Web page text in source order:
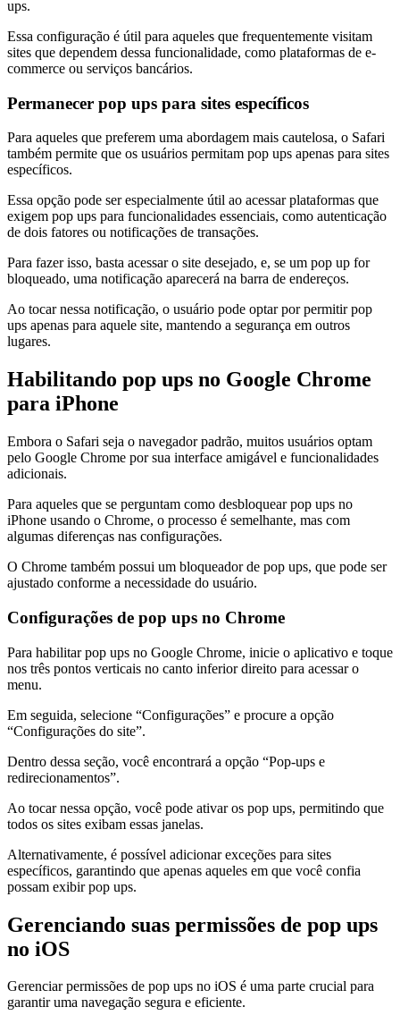
ups.
Essa configuração é útil para aqueles que frequentemente visitam
sites que dependem dessa funcionalidade, como plataformas de e-
commerce ou serviços bancários.
Permanecer pop ups para sites específicos
Para aqueles que preferem uma abordagem mais cautelosa, o Safari
também permite que os usuários permitam pop ups apenas para sites
específicos.
Essa opção pode ser especialmente útil ao acessar plataformas que
exigem pop ups para funcionalidades essenciais, como autenticação
de dois fatores ou notificações de transações.
Para fazer isso, basta acessar o site desejado, e, se um pop up for
bloqueado, uma notificação aparecerá na barra de endereços.
Ao tocar nessa notificação, o usuário pode optar por permitir pop
ups apenas para aquele site, mantendo a segurança em outros
lugares.
Habilitando pop ups no Google Chrome
para iPhone
Embora o Safari seja o navegador padrão, muitos usuários optam
pelo Google Chrome por sua interface amigável e funcionalidades
adicionais.
Para aqueles que se perguntam como desbloquear pop ups no
iPhone usando o Chrome, o processo é semelhante, mas com
algumas diferenças nas configurações.
O Chrome também possui um bloqueador de pop ups, que pode ser
ajustado conforme a necessidade do usuário.
Configurações de pop ups no Chrome
Para habilitar pop ups no Google Chrome, inicie o aplicativo e toque
nos três pontos verticais no canto inferior direito para acessar o
menu.
Em seguida, selecione “Configurações” e procure a opção
“Configurações do site”.
Dentro dessa seção, você encontrará a opção “Pop-ups e
redirecionamentos”.
Ao tocar nessa opção, você pode ativar os pop ups, permitindo que
todos os sites exibam essas janelas.
Alternativamente, é possível adicionar exceções para sites
específicos, garantindo que apenas aqueles em que você confia
possam exibir pop ups.
Gerenciando suas permissões de pop ups
no iOS
Gerenciar permissões de pop ups no iOS é uma parte crucial para
garantir uma navegação segura e eficiente.